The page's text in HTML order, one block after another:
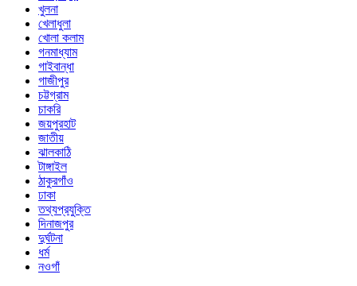
খুলনা
খেলাধুলা
খোলা কলাম
গনমাধ্যাম
গাইবান্ধা
গাজীপুর
চট্টগ্রাম
চাকরি
জয়পুরহাট
জাতীয়
ঝালকাঠি
টাঙ্গাইল
ঠাকুরগাঁও
ঢাকা
তথ্যপ্রযুক্তি
দিনাজপুর
দুর্ঘটনা
ধর্ম
নওগাঁ